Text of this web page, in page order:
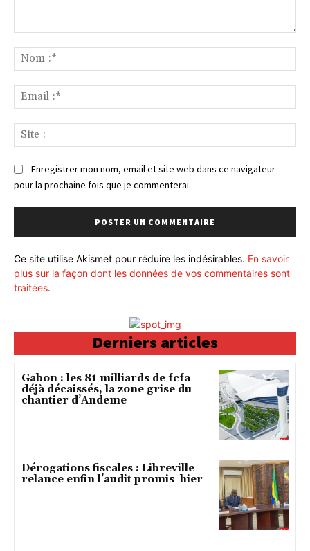
:*
:*
:
Enregistrer mon nom, email et site web dans ce navigateur
pour la prochaine fois que je commenterai.
Ce site utilise Akismet pour réduire les indésirables. En savoir
plus sur la façon dont les données de vos commentaires sont
traitées.
Derniers articles
Gabon : les 81 milliards de fcfa
déjà décaissés, la zone grise du
chantier d’Andeme
Dérogations fiscales : Libreville
relance enfin l’audit promis hier